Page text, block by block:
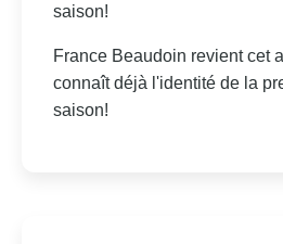
saison!
France Beaudoin revient cet
connaît déjà l'identité de la
saison!